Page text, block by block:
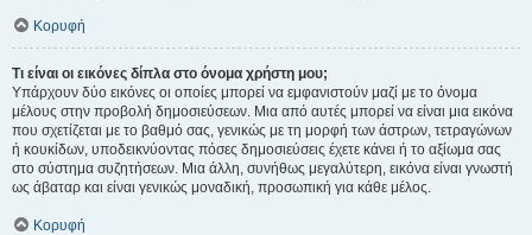
Κορυφή
Τι είναι οι εικόνες δίπλα στο όνομα χρήστη μου;
Υπάρχουν δύο εικόνες οι οποίες μπορεί να εμφανιστούν μαζί με το όνομα
μέλους στην προβολή δημοσιεύσεων. Μια από αυτές μπορεί να είναι μια εικόνα
που σχετίζεται με το βαθμό σας, γενικώς με τη μορφή των άστρων, τετραγώνων
ή κουκίδων, υποδεικνύοντας πόσες δημοσιεύσεις έχετε κάνει ή το αξίωμα σας
στο σύστημα συζητήσεων. Μια άλλη, συνήθως μεγαλύτερη, εικόνα είναι γνωστή
ως άβαταρ και είναι γενικώς μοναδική, προσωπική για κάθε μέλος.
Κορυφή